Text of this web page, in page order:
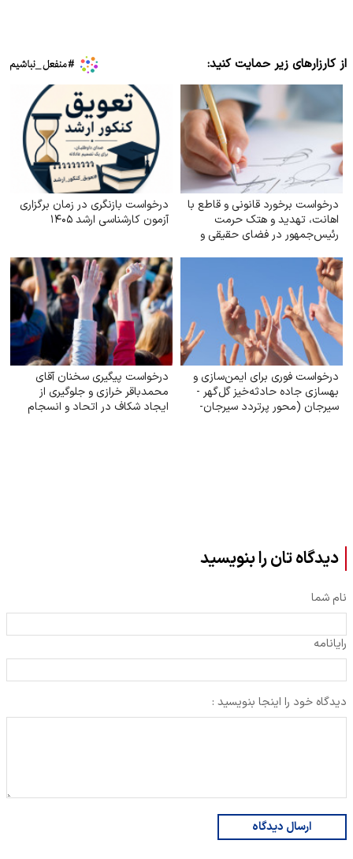
از کارزارهای زیر حمایت کنید:
درخواست برخورد قانونی و قاطع با
اهانت، تهدید و هتک حرمت
رئیس‌جمهور در فضای حقیقی و
درخواست بازنگری در زمان برگزاری
آزمون کارشناسی ارشد ۱۴۰۵
درخواست فوری برای ایمن‌سازی و
بهسازی جاده حادثه‌خیز گل‌گهر -
سیرجان (محور پرتردد سیرجان-
درخواست پیگیری سخنان آقای
محمدباقر خرازی و جلوگیری از
ایجاد شکاف در اتحاد و انسجام
دیدگاه تان را بنویسید
نام شما
رایانامه
دیدگاه خود را اینجا بنویسید :
ارسال دیدگاه